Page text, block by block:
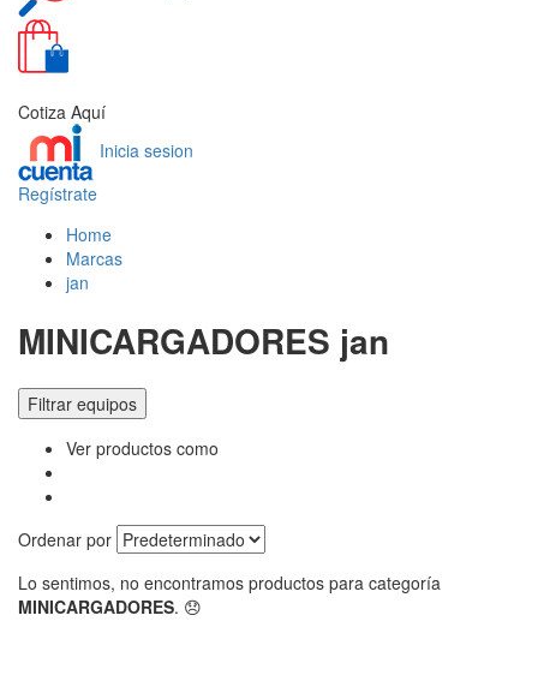
Cotiza Aquí
Inicia sesion
Regístrate
Home
Marcas
jan
MINICARGADORES jan
Filtrar equipos
Ver productos como
Ordenar por
Lo sentimos, no encontramos productos para categoría
MINICARGADORES. 😞